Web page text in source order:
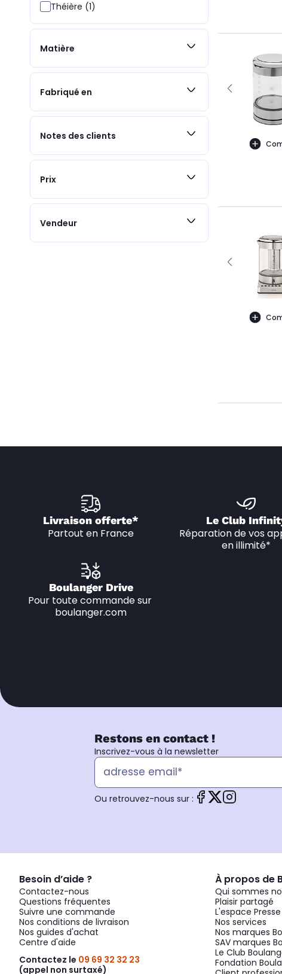
Théière (1)
Matière
Fabriqué en
Notes des clients
Prix
Vendeur
Livraison offerte*
Partout en France
Le Club
Réparation de vos
en illimité*
Boulanger Drive
Pour toute commande sur
boulanger.com
Restons en contact !
Inscrivez-vous à la newsletter
Ou retrouvez-nous sur :
Besoin d’aide ?
Contactez-nous
Questions fréquentes
Suivre une commande
Nos conditions de livraison
Nos guides d'achat
Centre d'aide
Contactez le 09 69 32 32 23
(appel non surtaxé)
À propos de
Qui sommes
Plaisir partagé
L'espace Presse
Nos services
Nos marques
SAV marques
Le Club
Fondation